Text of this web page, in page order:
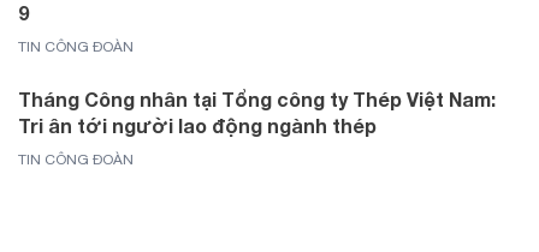
9
TIN CÔNG ĐOÀN
Tháng Công nhân tại Tổng công ty Thép Việt Nam:
Tri ân tới người lao động ngành thép
TIN CÔNG ĐOÀN